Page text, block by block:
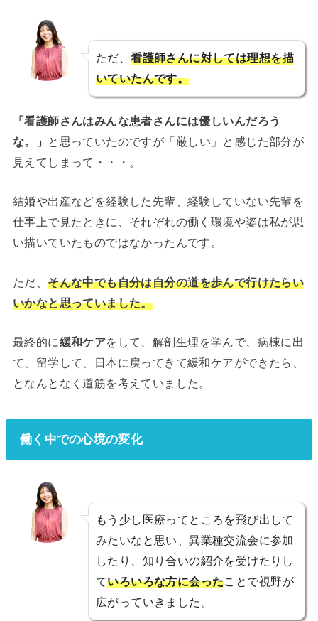
ただ、看護師さんに対しては理想を描
いていたんです。
「看護師さんはみんな患者さんには優しいんだろう
な。」
と思っていたのですが「厳しい」と感じた部分が
見えてしまって・・・。
結婚や出産などを経験した先輩、経験していない先輩を
仕事上で見たときに、それぞれの働く環境や姿は私が思
い描いていたものではなかったんです。
ただ、そんな中でも自分は自分の道を歩んで行けたらい
いかなと思っていました。
最終的に緩和ケアをして、解剖生理を学んで、病棟に出
て、留学して、日本に戻ってきて緩和ケアができたら、
となんとなく道筋を考えていました。
働く中での心境の変化
もう少し医療ってところを飛び出して
みたいなと思い、異業種交流会に参加
したり、知り合いの紹介を受けたりし
ていろいろな方に会ったことで視野が
広がっていきました。